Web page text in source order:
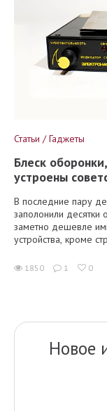
Статьи / Гаджеты
Блеск
устроены
В последние пару
заполонили десятки
заметно дешевле
устройства, кроме
1850 1 0
Новое